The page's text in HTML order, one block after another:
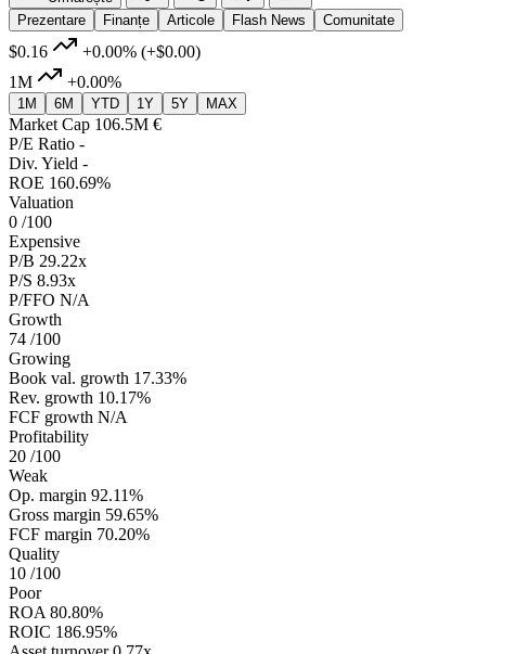
Prezentare
Finanțe Articole Flash News Comunitate
$0.16 +0.00% (+$0.00)
1M
+0.00%
1M 6M YTD 1Y 5Y MAX
Market Cap 106.5M €
P/E Ratio -
Div. Yield -
ROE 160.69%
Valuation
0 /100
Expensive
P/B 29.22x
P/S 8.93x
P/FFO N/A
Growth
74 /100
Growing
Book val. growth 17.33%
Rev. growth 10.17%
FCF growth N/A
Profitability
20 /100
Weak
Op. margin 92.11%
Gross margin 59.65%
FCF margin 70.20%
Quality
10 /100
Poor
ROA 80.80%
ROIC 186.95%